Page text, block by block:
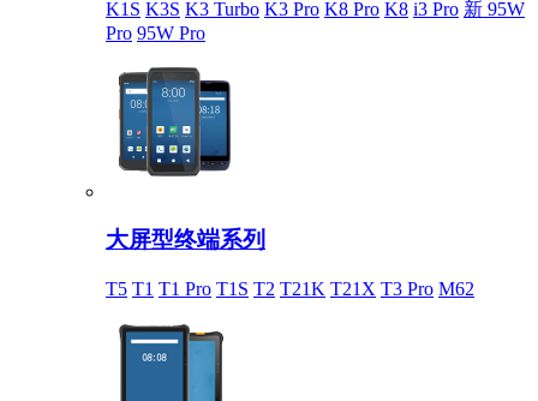
K1S K3S K3 Turbo K3 Pro K8 Pro K8 i3 Pro 新 95W
Pro 95W Pro
大屏型终端系列
T5 T1 T1 Pro T1S T2 T21K T21X T3 Pro M62